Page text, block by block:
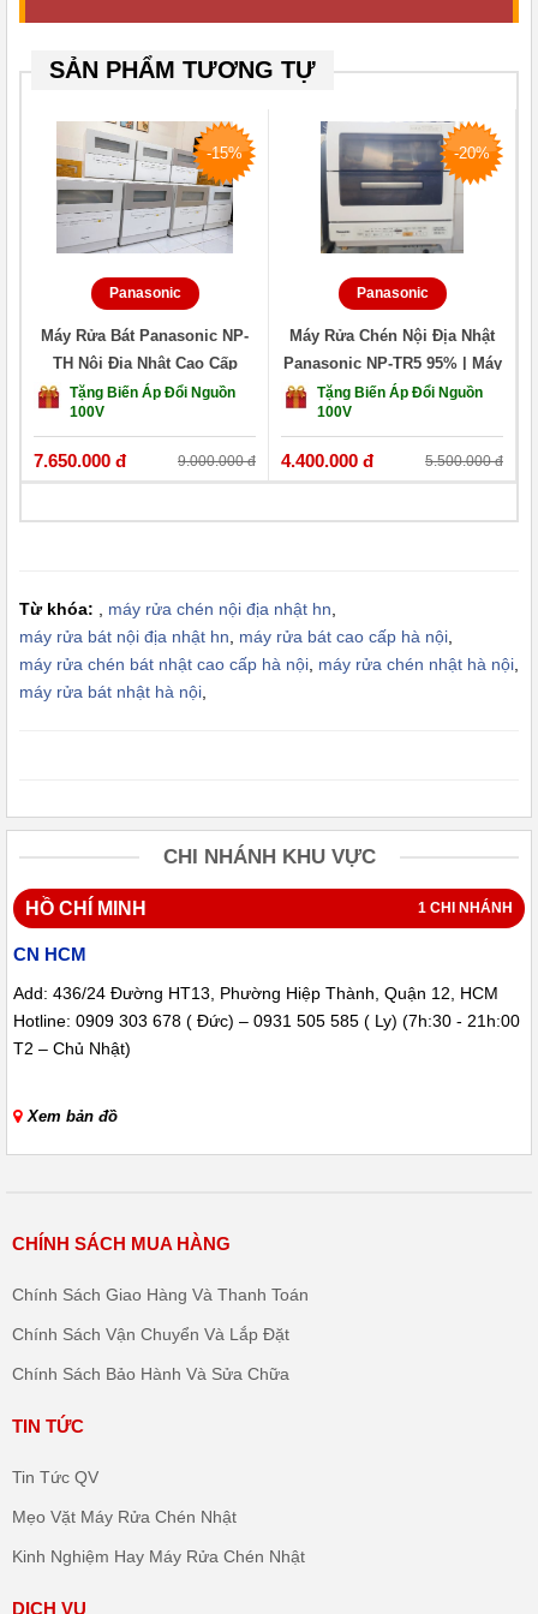
SẢN PHẨM TƯƠNG TỰ
-15%
Panasonic
Máy Rửa Bát Panasonic NP-
TH Nội Địa Nhật Cao Cấp
Nhập Khẩu
Tặng Biến Áp Đổi Nguồn
100V
7.650.000 đ 9.000.000 đ
-20%
Panasonic
Máy Rửa Chén Nội Địa Nhật
Panasonic NP-TR5 95% | Máy
Rửa Bát Nhật HCM
Tặng Biến Áp Đổi Nguồn
100V
4.400.000 đ 5.500.000 đ
Từ khóa: , máy rửa chén nội địa nhật hn,
máy rửa bát nội địa nhật hn, máy rửa bát cao cấp hà nội,
máy rửa chén bát nhật cao cấp hà nội, máy rửa chén nhật hà nội,
máy rửa bát nhật hà nội,
CHI NHÁNH KHU VỰC
HỒ CHÍ MINH 1 CHI NHÁNH
CN HCM
Add: 436/24 Đường HT13, Phường Hiệp Thành, Quận 12, HCM
Hotline: 0909 303 678 ( Đức) – 0931 505 585 ( Ly) (7h:30 - 21h:00
T2 – Chủ Nhật)
Xem bản đồ
CHÍNH SÁCH MUA HÀNG
Chính Sách Giao Hàng Và Thanh Toán
Chính Sách Vận Chuyển Và Lắp Đặt
Chính Sách Bảo Hành Và Sửa Chữa
TIN TỨC
Tin Tức QV
Mẹo Vặt Máy Rửa Chén Nhật
Kinh Nghiệm Hay Máy Rửa Chén Nhật
DỊCH VỤ